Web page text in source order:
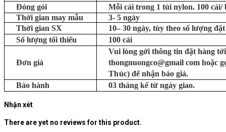
Đóng gói
Mỗi cái trong 1 túi nylon. 100 cái/
Thời gian may mẫu
3- 5 ngày
Thời gian SX
10– 30 ngày, tùy theo số lượng đặt
Số lượng tối thiểu
100 cái
Đơn giá
Vui lòng gởi thông tin đặt hàng
thongnuongco@gmail com hoặc
Thúc)để nhận báo giá.
Bảo hành
03 tháng kể từ ngày giao.
Nhận xét
There are yet no reviews for this product.